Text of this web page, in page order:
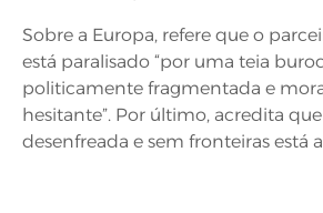
Sobre a Europa, refere que o
está paralisado “por uma teia
politicamente fragmentada e
hesitante”. Por último, acredita
desenfreada e sem fronteiras está